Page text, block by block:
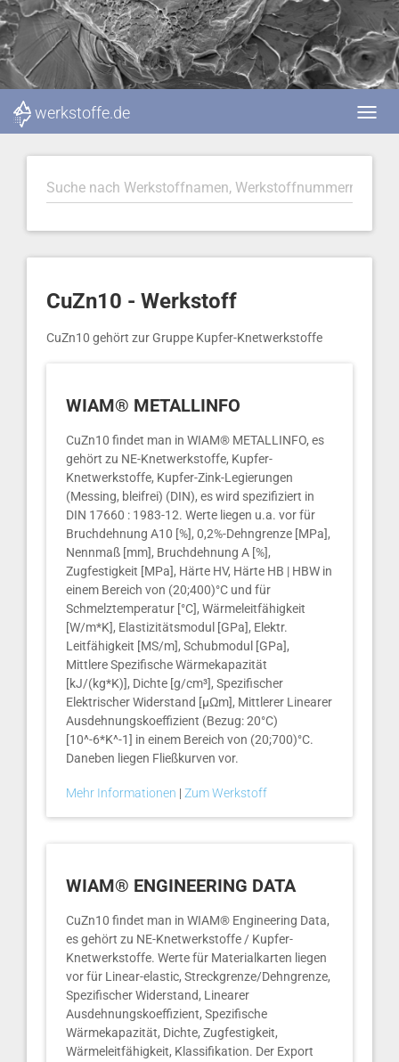
werkstoffe.de
CuZn10 - Werkstoff
CuZn10 gehört zur Gruppe Kupfer-Knetwerkstoffe
WIAM® METALLINFO
CuZn10 findet man in WIAM® METALLINFO, es
gehört zu NE-Knetwerkstoffe, Kupfer-
Knetwerkstoffe, Kupfer-Zink-Legierungen
(Messing, bleifrei) (DIN), es wird spezifiziert in
DIN 17660 : 1983-12. Werte liegen u.a. vor für
Bruchdehnung A10 [%], 0,2%-Dehngrenze [MPa],
Nennmaß [mm], Bruchdehnung A [%],
Zugfestigkeit [MPa], Härte HV, Härte HB | HBW in
einem Bereich von (20;400)°C und für
Schmelztemperatur [°C], Wärmeleitfähigkeit
[W/m*K], Elastizitätsmodul [GPa], Elektr.
Leitfähigkeit [MS/m], Schubmodul [GPa],
Mittlere Spezifische Wärmekapazität
[kJ/(kg*K)], Dichte [g/cm³], Spezifischer
Elektrischer Widerstand [µΩm], Mittlerer Linearer
Ausdehnungskoeffizient (Bezug: 20°C)
[10^-6*K^-1] in einem Bereich von (20;700)°C.
Daneben liegen Fließkurven vor.
Mehr Informationen | Zum Werkstoff
WIAM® ENGINEERING DATA
CuZn10 findet man in WIAM® Engineering Data,
es gehört zu NE-Knetwerkstoffe / Kupfer-
Knetwerkstoffe. Werte für Materialkarten liegen
vor für Linear-elastic, Streckgrenze/Dehngrenze,
Spezifischer Widerstand, Linearer
Ausdehnungskoeffizient, Spezifische
Wärmekapazität, Dichte, Zugfestigkeit,
Wärmeleitfähigkeit, Klassifikation. Der Export